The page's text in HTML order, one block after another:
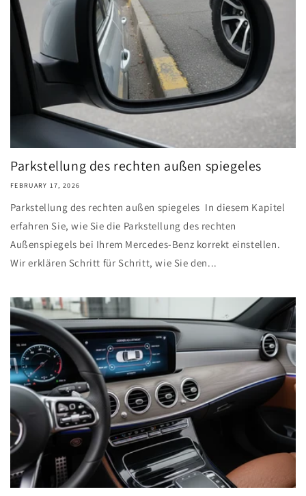
Parkstellung des rechten außen spiegeles
FEBRUARY 17, 2026
Parkstellung des rechten außen spiegeles In diesem Kapitel
erfahren Sie, wie Sie die Parkstellung des rechten
Außenspiegels bei Ihrem Mercedes-Benz korrekt einstellen.
Wir erklären Schritt für Schritt, wie Sie den...